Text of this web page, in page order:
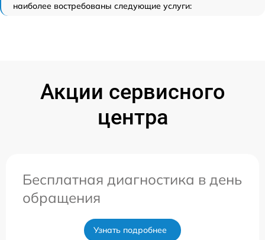
наиболее востребованы следующие услуги:
Акции сервисного
центра
Бесплатная диагностика в день
обращения
Узнать подробнее